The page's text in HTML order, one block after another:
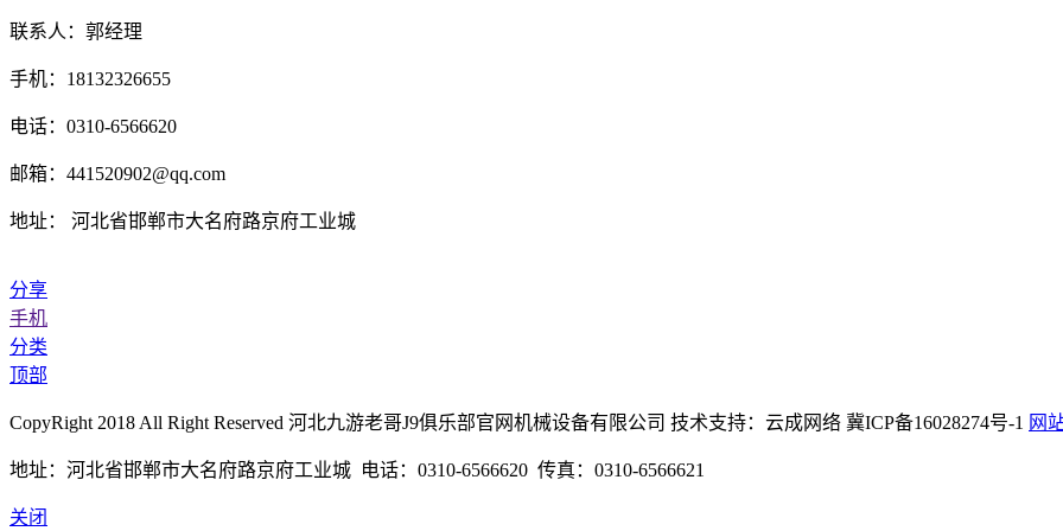
联系人：郭经理
手机：18132326655
电话：0310-6566620
邮箱：441520902@qq.com
地址： 河北省邯郸市大名府路京府工业城
分享
手机
分类
顶部
CopyRight 2018 All Right Reserved 河北九游老哥J9俱乐部官网机械设备有限公司 技术支持：云成网络 冀ICP备16028274号-1 网
地址：河北省邯郸市大名府路京府工业城 电话：0310-6566620 传真：0310-6566621
关闭